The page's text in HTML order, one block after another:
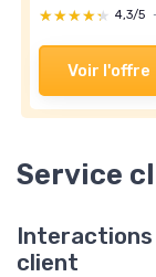
★★★★★
★★★★★ 4,3/5
Voir l'offre
Service
client